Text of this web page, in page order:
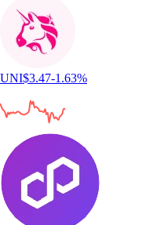
UNI$3.47-1.63%